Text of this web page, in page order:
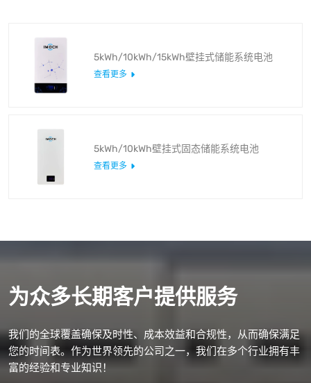
5kWh/10kWh/15kWh壁挂式储能系统电池
查看更多
5kWh/10kWh壁挂式固态储能系统电池
查看更多
为众多长期客户提供服务
我们的全球覆盖确保及时性、成本效益和合规性，从而确保满足
您的时间表。作为世界领先的公司之一，我们在多个行业拥有丰
富的经验和专业知识！